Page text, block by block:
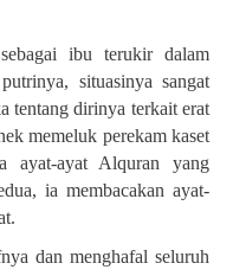
ibu terukir dalam
situasinya sangat
tentang dirinya terkait erat
memeluk perekam kaset
ayat-ayat Alquran yang
ia membacakan ayat-
.
dan menghafal seluruh